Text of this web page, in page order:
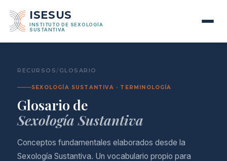
ISESUS
INSTITUTO DE SEXOLOGÍA
SUSTANTIVA
RECURSOS/ GLOSARIO
SEXOLOGÍA SUSTANTIVA · TERMINOLOGÍA
Glosario de
Sexología Sustantiva
Conceptos fundamentales elaborados desde la
Sexología Sustantiva. Un vocabulario propio para